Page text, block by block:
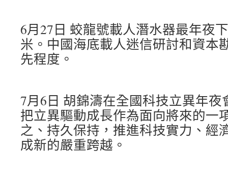
6月27日 蛟龍號載人潛水器最年夜
米。中國海底載人迷信研討和資本
先程度。
7月6日 胡錦濤在全國科技立異年
把立異驅動成長作為面向將來的一
之、持久保持，推進科技實力、經
成新的嚴重跨越。